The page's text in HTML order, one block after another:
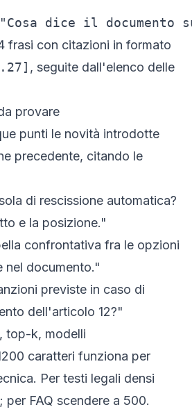
dice il
frasi con citazioni in formato
, seguite dall'elenco delle
provare
punti le novità introdotte
precedente, citando le
di rescissione automatica?
e la posizione."
confrontativa fra le opzioni
nel documento."
previste in caso di
dell'articolo 12?"
top-k, modelli
caratteri funziona per
Per testi legali densi
per FAQ scendere a 500.